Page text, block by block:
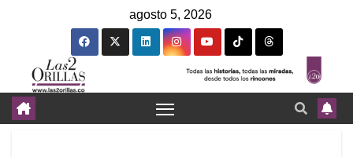
agosto 5, 2026